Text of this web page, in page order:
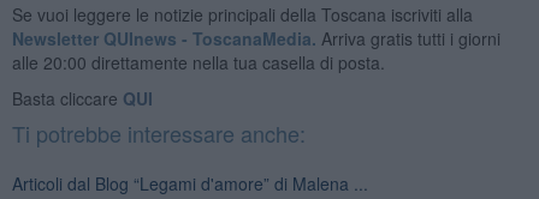
Se vuoi leggere le notizie principali della Toscana iscriviti alla
Newsletter QUInews - ToscanaMedia. Arriva gratis tutti i giorni
alle 20:00 direttamente nella tua casella di posta.
Basta cliccare QUI
Ti potrebbe interessare anche:
Articoli dal Blog “Legami d'amore” di Malena ...